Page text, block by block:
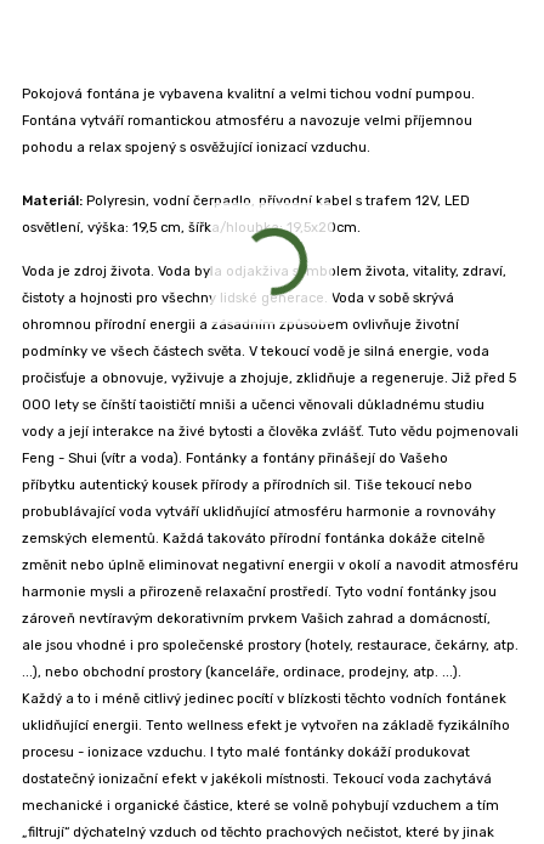
Pokojová fontána je vybavena kvalitní a velmi tichou vodní pumpou.
Fontána vytváří romantickou atmosféru a navozuje velmi příjemnou
pohodu a relax spojený s osvěžující ionizací vzduchu.
Materiál:Polyresin, vodní čerpadlo, přívodní kabel s trafem 12V, LED
osvětlení, výška: 19,5 cm, šířka/hloubka: 19,5x20cm.
Voda je zdroj života. Voda byla odjakživa symbolem života, vitality, zdraví,
čistoty a hojnosti pro všechny lidské generace. Voda v sobě skrývá
ohromnou přírodní energii a zásadním způsobem ovlivňuje životní
podmínky ve všech částech světa. V tekoucí vodě je silná energie, voda
pročisťuje a obnovuje, vyživuje a zhojuje, zklidňuje a regeneruje. Již před 5
000 lety se čínští taoističtí mniši a učenci věnovali důkladnému studiu
vody a její interakce na živé bytosti a člověka zvlášť. Tuto vědu pojmenovali
Feng - Shui (vítr a voda). Fontánky a fontány přinášejí do Vašeho
příbytku autentický kousek přírody a přírodních sil. Tiše tekoucí nebo
probublávající voda vytváří uklidňující atmosféru harmonie a rovnováhy
zemských elementů. Každá takováto přírodní fontánka dokáže citelně
změnit nebo úplně eliminovat negativní energii v okolí a navodit atmosféru
harmonie mysli a přirozeně relaxační prostředí. Tyto vodní fontánky jsou
zároveň nevtíravým dekorativním prvkem Vašich zahrad a domácností,
ale jsou vhodné i pro společenské prostory (hotely, restaurace, čekárny, atp.
...), nebo obchodní prostory (kanceláře, ordinace, prodejny, atp. ...).
Každý a to i méně citlivý jedinec pocítí v blízkosti těchto vodních fontánek
uklidňující energii. Tento wellness efekt je vytvořen na základě fyzikálního
procesu - ionizace vzduchu. I tyto malé fontánky dokáží produkovat
dostatečný ionizační efekt v jakékoli místnosti. Tekoucí voda zachytává
mechanické i organické částice, které se volně pohybují vzduchem a tím
„filtrují“ dýchatelný vzduch od těchto prachových nečistot, které by jinak